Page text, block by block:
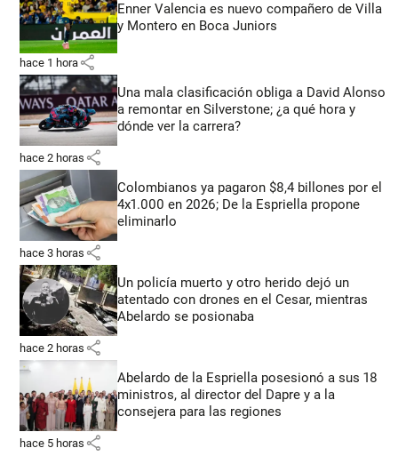
Enner Valencia es nuevo compañero de Villa
y Montero en Boca Juniors
hace 1 hora share
Una mala clasificación obliga a David Alonso
a remontar en Silverstone; ¿a qué hora y
dónde ver la carrera?
hace 2 horas share
Colombianos ya pagaron $8,4 billones por el
4x1.000 en 2026; De la Espriella propone
eliminarlo
hace 3 horas share
Un policía muerto y otro herido dejó un
atentado con drones en el Cesar, mientras
Abelardo se posionaba
hace 2 horas share
Abelardo de la Espriella posesionó a sus 18
ministros, al director del Dapre y a la
consejera para las regiones
hace 5 horas share